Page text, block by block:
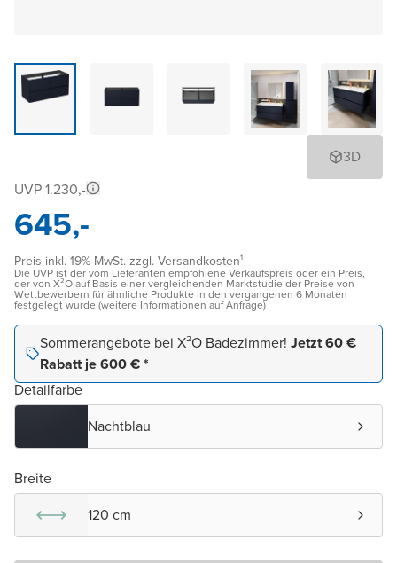
3D
UVP 1.230,-
645,-
Preis inkl. 19% MwSt. zzgl. Versandkosten¹
Die UVP ist der vom Lieferanten empfohlene Verkaufspreis oder ein Preis,
der von X²O auf Basis einer vergleichenden Marktstudie der Preise von
Wettbewerbern für ähnliche Produkte in den vergangenen 6 Monaten
festgelegt wurde (weitere Informationen auf Anfrage)
Sommerangebote bei X²O Badezimmer! Jetzt 60 €
Rabatt je 600 € *
Detailfarbe
Nachtblau
Breite
120 cm